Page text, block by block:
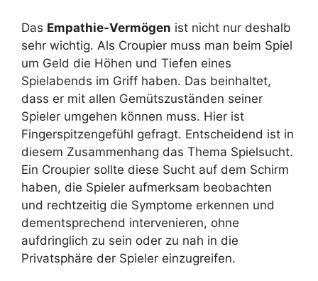
Das Empathie-Vermögen ist nicht nur deshalb
sehr wichtig. Als Croupier muss man beim Spiel
um Geld die Höhen und Tiefen eines
Spielabends im Griff haben. Das beinhaltet,
dass er mit allen Gemütszuständen seiner
Spieler umgehen können muss. Hier ist
Fingerspitzengefühl gefragt. Entscheidend ist in
diesem Zusammenhang das Thema Spielsucht.
Ein Croupier sollte diese Sucht auf dem Schirm
haben, die Spieler aufmerksam beobachten
und rechtzeitig die Symptome erkennen und
dementsprechend intervenieren, ohne
aufdringlich zu sein oder zu nah in die
Privatsphäre der Spieler einzugreifen.